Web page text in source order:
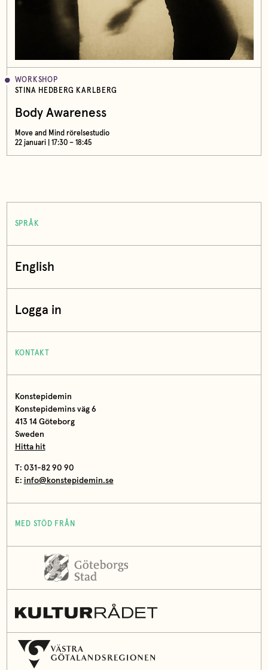
WORKSHOP
STINA HEDBERG KARLBERG
Body Awareness
Move and Mind rörelsestudio
22 januari | 17:30 – 18:45
SPRÅK
English
Logga in
KONTAKT
Konstepidemin
Konstepidemins väg 6
413 14 Göteborg
Sweden
Hitta hit
T: 031-82 90 90
E: info@konstepidemin.se
MED STÖD FRÅN